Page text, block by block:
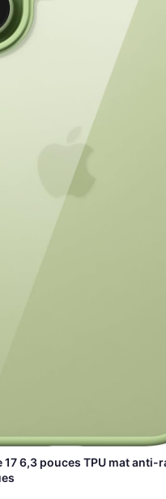
17 6,3 pouces TPU mat anti-